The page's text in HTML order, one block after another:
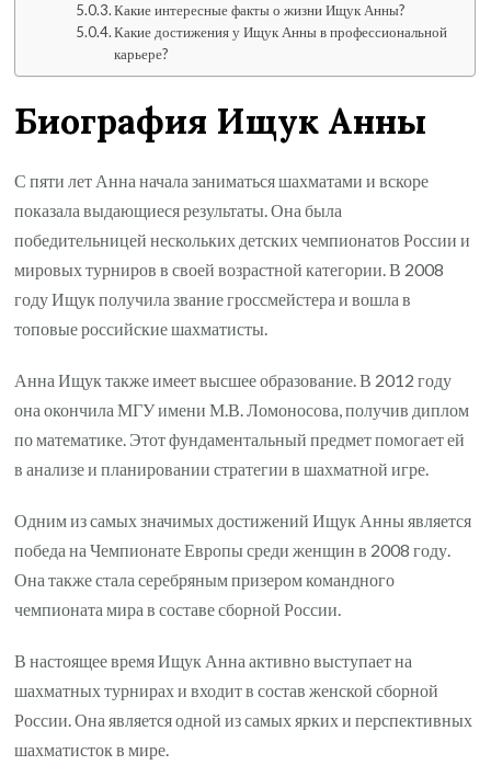
Какие интересные факты о жизни Ищук Анны?
Какие достижения у Ищук Анны в профессиональной
карьере?
Биография Ищук Анны
С пяти лет Анна начала заниматься шахматами и вскоре
показала выдающиеся результаты. Она была
победительницей нескольких детских чемпионатов России и
мировых турниров в своей возрастной категории. В 2008
году Ищук получила звание гроссмейстера и вошла в
топовые российские шахматисты.
Анна Ищук также имеет высшее образование. В 2012 году
она окончила МГУ имени М.В. Ломоносова, получив диплом
по математике. Этот фундаментальный предмет помогает ей
в анализе и планировании стратегии в шахматной игре.
Одним из самых значимых достижений Ищук Анны является
победа на Чемпионате Европы среди женщин в 2008 году.
Она также стала серебряным призером командного
чемпионата мира в составе сборной России.
В настоящее время Ищук Анна активно выступает на
шахматных турнирах и входит в состав женской сборной
России. Она является одной из самых ярких и перспективных
шахматисток в мире.